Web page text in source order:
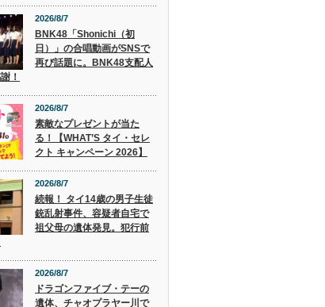
2026/8/7
BNK48「Shonichi（初
日）」の合唱動画がSNSで
再び話題に。BNK48支配人
！
2026/8/7
素敵なプレゼントが当た
る！【WHAT’S タイ・セレ
クト キャンペーン 2026】
2026/8/7
続報！ タイ14歳の男子生徒
銃乱射事件、容疑者自宅で
祖父母の遺体発見。犯行前
2026/8/7
ドラゴンファイブ・テーの
遺体、チャオプラヤー川で